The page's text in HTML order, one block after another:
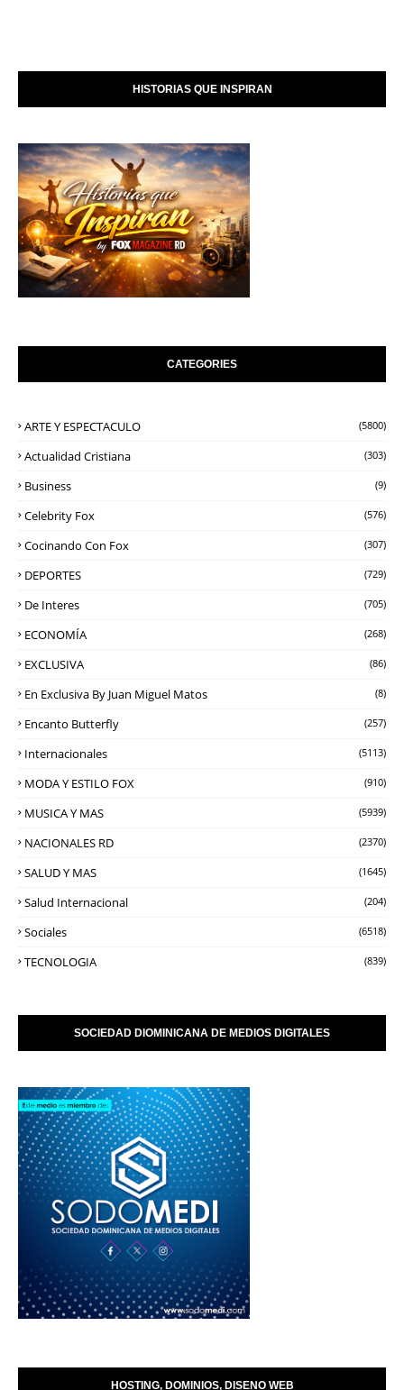
HISTORIAS QUE INSPIRAN
CATEGORIES
ARTE Y ESPECTACULO (5800)
Actualidad Cristiana (303)
Business (9)
Celebrity Fox (576)
Cocinando Con Fox (307)
DEPORTES (729)
De Interes (705)
ECONOMÍA (268)
EXCLUSIVA (86)
En Exclusiva By Juan Miguel Matos (8)
Encanto Butterfly (257)
Internacionales (5113)
MODA Y ESTILO FOX (910)
MUSICA Y MAS (5939)
NACIONALES RD (2370)
SALUD Y MAS (1645)
Salud Internacional (204)
Sociales (6518)
TECNOLOGIA (839)
SOCIEDAD DIOMINICANA DE MEDIOS DIGITALES
HOSTING, DOMINIOS, DISENO WEB